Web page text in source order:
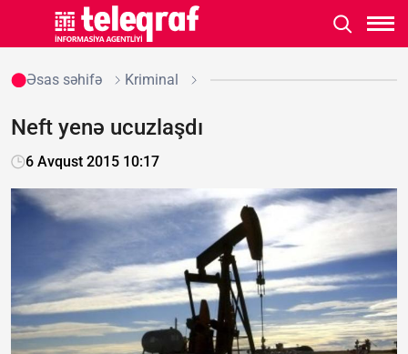
Əsas səhifə Kriminal
Neft yenə ucuzlaşdı
6 Avqust 2015 10:17